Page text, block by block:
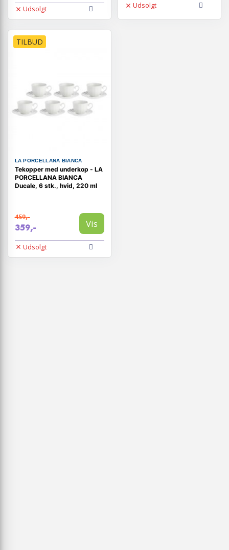
Udsolgt Udsolgt
TILBUD
LA PORCELLANA BIANCA
Tekopper med underkop - LA
PORCELLANA BIANCA
Ducale, 6 stk., hvid, 220 ml
459,-
359,- Vis
Udsolgt